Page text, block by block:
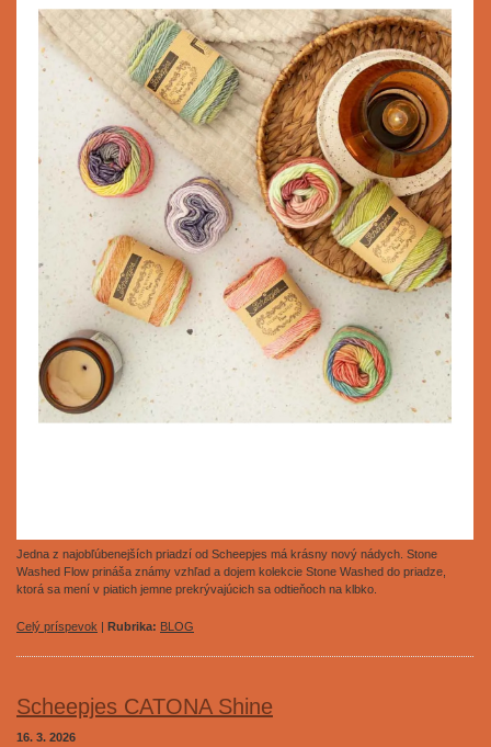
Jedna z najobľúbenejších priadzí od Scheepjes má krásny nový nádych. Stone
Washed Flow prináša známy vzhľad a dojem kolekcie Stone Washed do priadze,
ktorá sa mení v piatich jemne prekrývajúcich sa odtieňoch na klbko.
Celý príspevok | Rubrika: BLOG
Scheepjes CATONA Shine
16. 3. 2026